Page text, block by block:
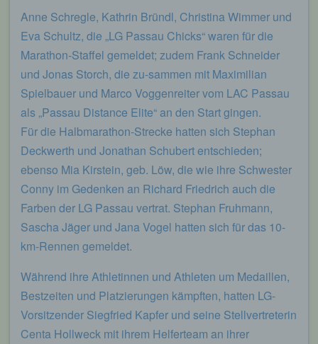
Anne Schregle, Kathrin Bründl, Christina Wimmer und
Eva Schultz, die „LG Passau Chicks“ waren für die
Marathon-Staffel gemeldet; zudem Frank Schneider
und Jonas Storch, die zu-sammen mit Maximilian
Spielbauer und Marco Voggenreiter vom LAC Passau
als „Passau Distance Elite“ an den Start gingen.
Für die Halbmarathon-Strecke hatten sich Stephan
Deckwerth und Jonathan Schubert entschieden;
ebenso Mia Kirstein, geb. Löw, die wie ihre Schwester
Conny im Gedenken an Richard Friedrich auch die
Farben der LG Passau vertrat. Stephan Fruhmann,
Sascha Jäger und Jana Vogel hatten sich für das 10-
km-Rennen gemeldet.
Während ihre Athletinnen und Athleten um Medaillen,
Bestzeiten und Platzierungen kämpften, hatten LG-
Vorsitzender Siegfried Kapfer und seine Stellvertreterin
Centa Hollweck mit ihrem Helferteam an ihrer